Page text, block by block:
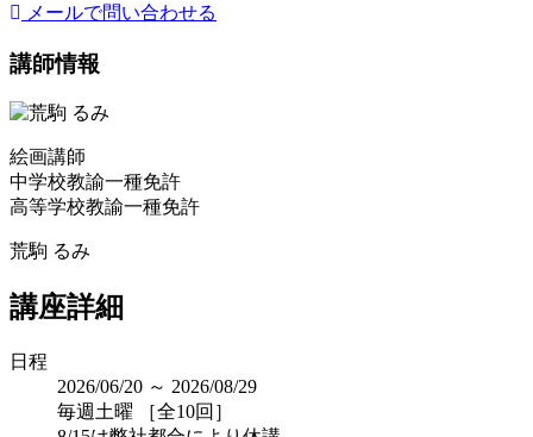
メールで問い合わせる
講師情報
絵画講師
中学校教諭一種免許
高等学校教諭一種免許
荒駒 るみ
講座詳細
日程
2026/06/20 ～ 2026/08/29
毎週土曜 ［全10回］